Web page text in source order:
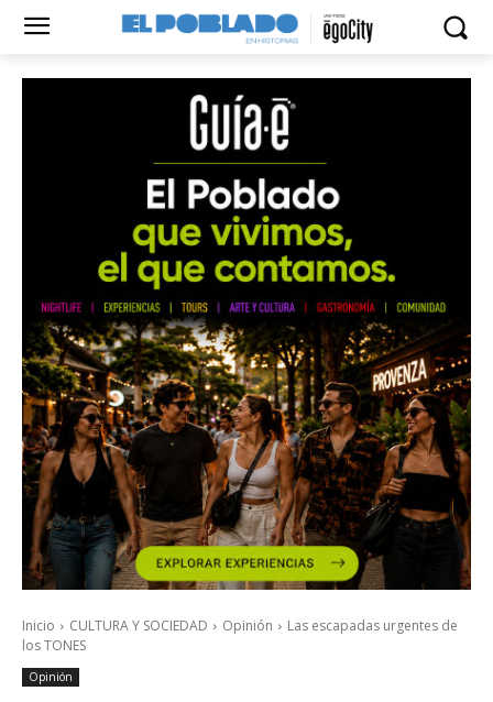
Inicio CULTURA Y SOCIEDAD Opinión
Las escapadas urgentes de
los TONES
Opinión